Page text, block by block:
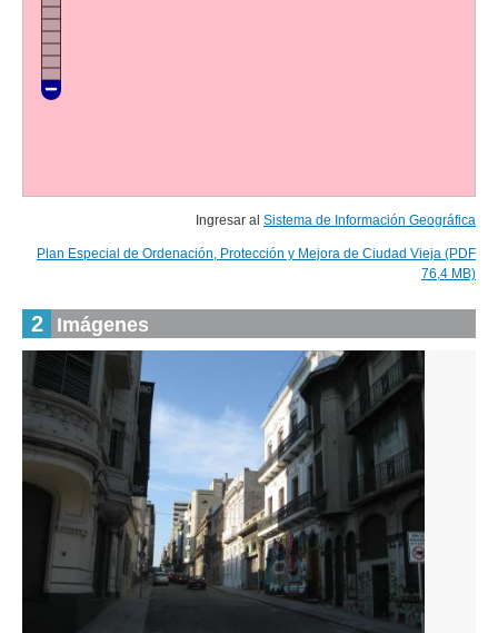
Ingresar al Sistema de Información Geográfica
Plan Especial de Ordenación, Protección y Mejora de Ciudad Vieja (PDF
76,4 MB)
2 Imágenes